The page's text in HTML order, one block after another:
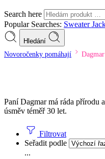
Search here
Popular Searches: Sweater
Hledání
Novoročenky pomáhají
Paní Dagmar má ráda přírodu
úsměv téměř 30 let.
Filtrovat
Seřadit podle
...